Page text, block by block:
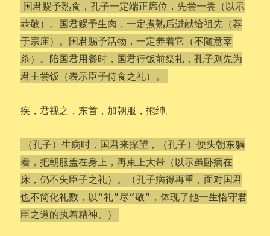
国君赐予熟食，孔子一定端正席位，先尝一尝（以示
恭敬）。国君赐予生肉，一定煮熟后进献给祖先（荐
于宗庙）。国君赐予活物，一定养着它（不随意宰
杀）。陪国君用餐时，国君行饭前祭礼，孔子则先为
君主尝饭（表示臣子侍食之礼）。
疾，君视之，东首，加朝服，拖绅。
（孔子）生病时，国君来探望，（孔子）便头朝东躺
着，把朝服盖在身上，再束上大带（以示虽卧病在
床，仍不失臣子之礼）。（孔子病得再重，面对国君
也不简化礼数，以“礼”尽“敬”，体现了他一生恪守君
臣之道的执着精神。）